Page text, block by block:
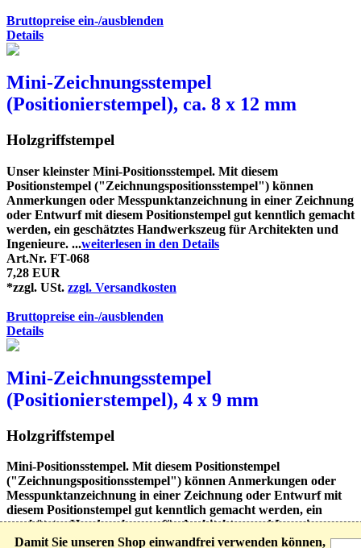
Bruttopreise ein-/ausblenden
Details
Mini-Zeichnungsstempel
(Positionierstempel), ca. 8 x 12 mm
Holzgriffstempel
Unser kleinster Mini-Positionsstempel. Mit diesem
Positionstempel ("Zeichnungspositionsstempel") können
Anmerkungen oder Messpunktanzeichnung in einer Zeichnung
oder Entwurf mit diesem Positionstempel gut kenntlich gemacht
werden, ein geschätztes Handwerkszeug für Architekten und
Ingenieure. ...weiterlesen in den Details
Art.Nr. FT-068
7,28 EUR
*zzgl. USt. zzgl. Versandkosten
Bruttopreise ein-/ausblenden
Details
Mini-Zeichnungsstempel
(Positionierstempel), 4 x 9 mm
Holzgriffstempel
Mini-Positionsstempel. Mit diesem Positionstempel
("Zeichnungspositionsstempel") können Anmerkungen oder
Messpunktanzeichnung in einer Zeichnung oder Entwurf mit
diesem Positionstempel gut kenntlich gemacht werden, ein
geschätztes Handwerkszeug für Architekten und Ingenieure.
Der Abdruck ...weiterlesen in den Details
Damit Sie unseren Shop einwandfrei verwenden können,